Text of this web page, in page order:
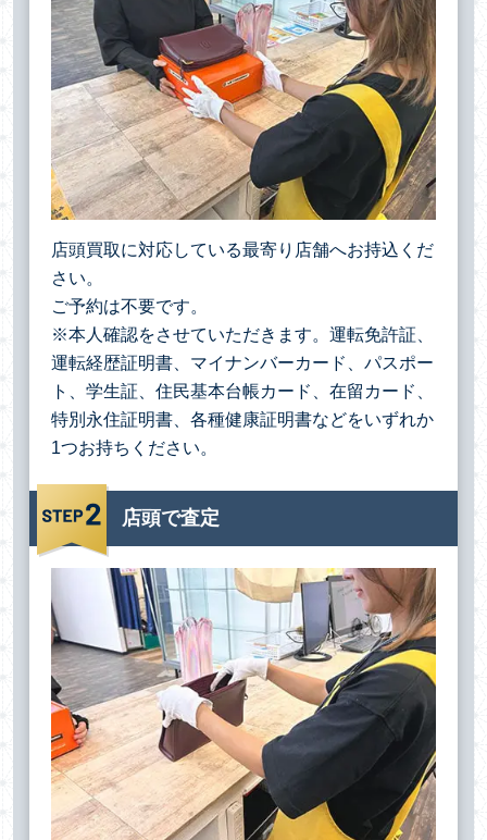
店頭買取に対応している最寄り店舗へお持込くだ
さい。
ご予約は不要です。
※本人確認をさせていただきます。運転免許証、
運転経歴証明書、マイナンバーカード、パスポー
ト、学生証、住民基本台帳カード、在留カード、
特別永住証明書、各種健康証明書などをいずれか
1つお持ちください。
店頭で査定